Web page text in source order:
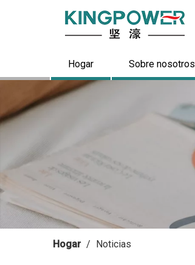
Hogar Sobre nosotros
Hogar / Noticias